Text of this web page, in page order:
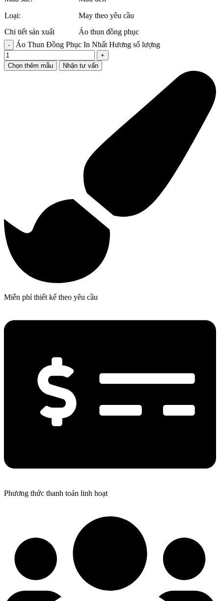
Loại:
May theo yêu cầu
Chi tiết sản xuất
Áo thun đồng phục
Áo Thun Đồng Phục In Nhất Hương số lượng
Chọn thêm mẫu Nhận tư vấn
Miễn phí thiết kế theo yêu cầu
Phương thức thanh toán linh hoạt